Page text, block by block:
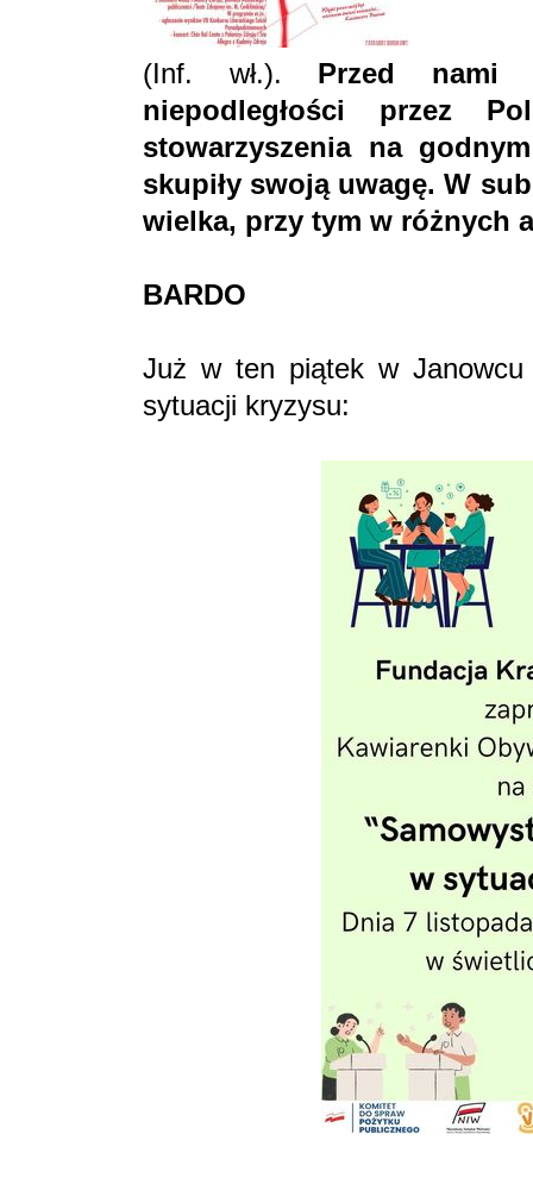
(Inf. wł.). Przed nami
niepodległości przez
stowarzyszenia na
skupiły swoją uwagę. W
wielka, przy tym w różnych
BARDO
Już w ten piątek w
sytuacji kryzysu: